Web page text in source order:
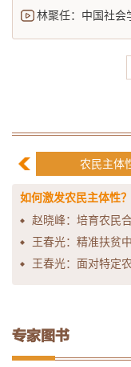
农民主体
如何激发农民主体性？
赵晓峰：培育农民
王春光：面对特定
专家图书